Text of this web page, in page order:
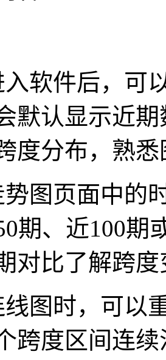
入软件后，可
默认显示近
度分布，熟
图页面中的
期、近100期
对比了解跨
图时，可以
跨度区间连